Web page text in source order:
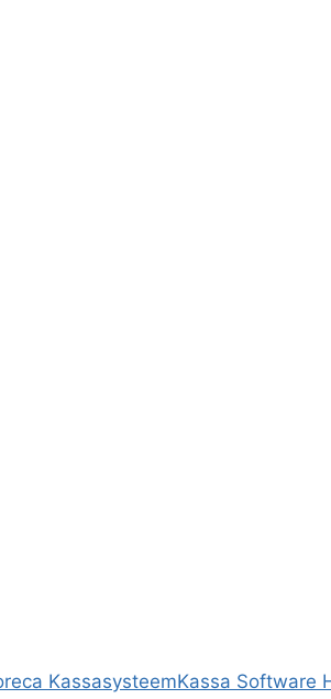
KassasysteemKassa Software